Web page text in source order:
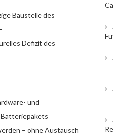
Baustelle des
Defizit des
und
– ohne Austausch